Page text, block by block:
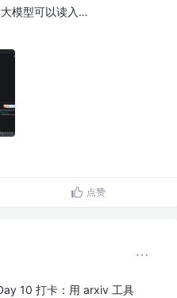
模型可以读入…
点赞
10 打卡：用 arxiv 工具